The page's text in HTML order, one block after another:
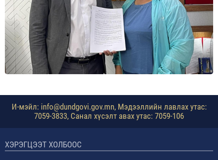
И-мэйл: info@dundgovi.gov.mn, Мэдээллийн лавлах утас:
7059-3833, Санал хүсэлт авах утас: 7059-106
ХЭРЭГЦЭЭТ ХОЛБООС